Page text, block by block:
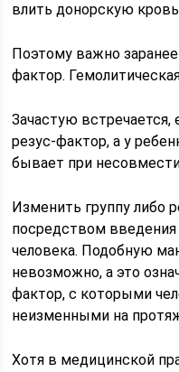
влить донорскую кровь
Поэтому важно заранее
фактор.
Зачастую
резус-фактор, а у
бывает при
Изменить группу либо
посредством
человека. Подобную
невозможно, а это
фактор, с которыми
неизменными на
Хотя в медицинской